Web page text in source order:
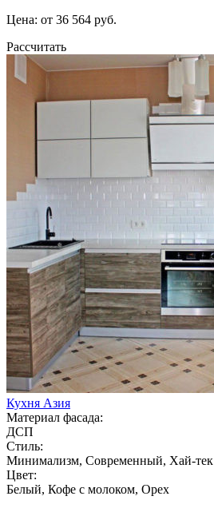
Цена: от 36 564 руб.
Рассчитать
Кухня Азия
Материал фасада:
ДСП
Стиль:
Минимализм, Современный, Хай-тек
Цвет:
Белый, Кофе с молоком, Орех